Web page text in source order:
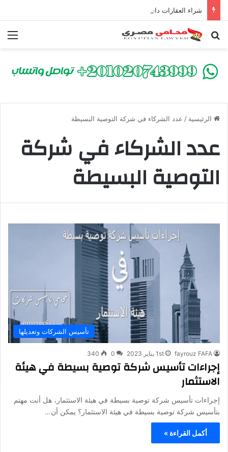
بحث عن
الرئيسية / عدد الشركاء في شركة التوصية البسيطة
عدد الشركاء في شركة
التوصية البسيطة
تأسيس الشركات وتعديلها
fayrouz FAFA 1st يناير 2023 0
340
إجراءات تأسيس شركة توصية بسيطة في هيئة
الاستثمار
إجراءات تأسيس شركة توصية بسيطة في هيئة الاستثمار، هل أنت مهتم
بتأسيس شركة توصية بسيطة في هيئة الاستثمار؟ يمكن أن…
أكمل القراءة »